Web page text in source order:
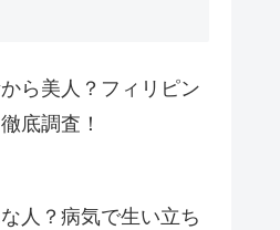
ら美人？フィリピン
底調査！
人？病気で生い立ち